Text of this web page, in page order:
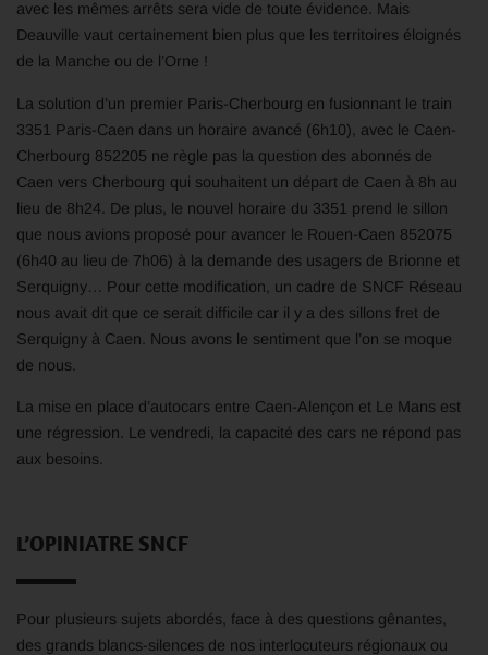
avec les mêmes arrêts sera vide de toute évidence. Mais
Deauville vaut certainement bien plus que les territoires éloignés
de la Manche ou de l’Orne !
La solution d’un premier Paris-Cherbourg en fusionnant le train
3351 Paris-Caen dans un horaire avancé (6h10), avec le Caen-
Cherbourg 852205 ne règle pas la question des abonnés de
Caen vers Cherbourg qui souhaitent un départ de Caen à 8h au
lieu de 8h24. De plus, le nouvel horaire du 3351 prend le sillon
que nous avions proposé pour avancer le Rouen-Caen 852075
(6h40 au lieu de 7h06) à la demande des usagers de Brionne et
Serquigny… Pour cette modification, un cadre de SNCF Réseau
nous avait dit que ce serait difficile car il y a des sillons fret de
Serquigny à Caen. Nous avons le sentiment que l’on se moque
de nous.
La mise en place d’autocars entre Caen-Alençon et Le Mans est
une régression. Le vendredi, la capacité des cars ne répond pas
aux besoins.
L’OPINIATRE SNCF
Pour plusieurs sujets abordés, face à des questions gênantes,
des grands blancs-silences de nos interlocuteurs régionaux ou